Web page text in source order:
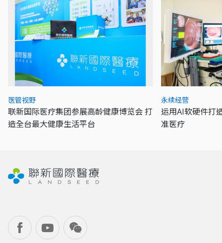
医管视野
联新国际医疗集团参展高龄健康博览会 打
造全台最大健康生活平台
永续经营
运用AI软硬件打
准医疗